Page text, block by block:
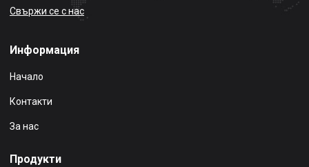
Свържи се с нас
Информация
Начало
Контакти
За нас
Продукти